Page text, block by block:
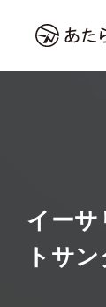
イーサ
トサ